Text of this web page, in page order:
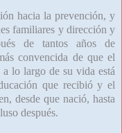
hacia la prevención, y
familiares y dirección y
de tantos años de
convencida de que el
lo largo de su vida está
que recibió y el
desde que nació, hasta
después.